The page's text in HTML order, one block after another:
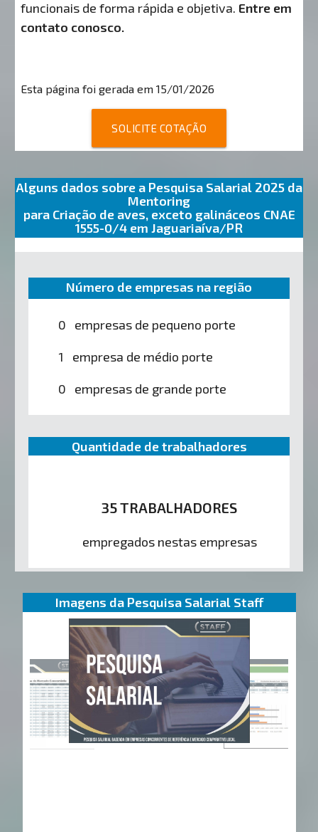
funcionais de forma rápida e objetiva. Entre em
contato conosco.
Esta página foi gerada em 15/01/2026
SOLICITE COTAÇÃO
Alguns dados sobre a Pesquisa Salarial 2025 da
Mentoring
para Criação de aves, exceto galináceos CNAE
1555-0/4 em Jaguariaíva/PR
Número de empresas na região
0 empresas de pequeno porte
1 empresa de médio porte
0 empresas de grande porte
Quantidade de trabalhadores
35 TRABALHADORES
empregados nestas empresas
Imagens da Pesquisa Salarial Staff